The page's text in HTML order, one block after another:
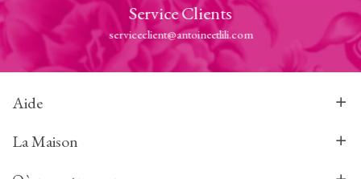
Service Clients
serviceclient@antoineetlili.com
Aide
La Maison